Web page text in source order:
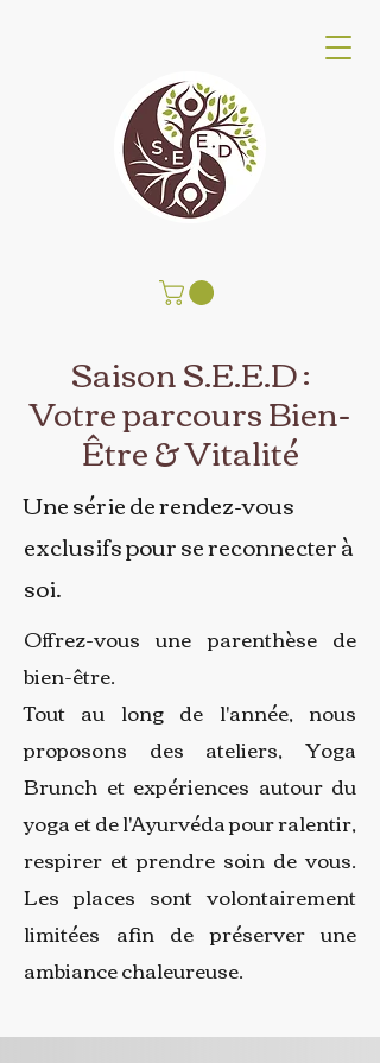
Saison S.E.E.D :
Votre parcours Bien-
Être & Vitalité
Une série de rendez-vous
exclusifs pour se reconnecter à
soi.
Offrez-vous une parenthèse de
bien-être.
Tout au long de l'année, nous
proposons des ateliers, Yoga
Brunch et expériences autour du
yoga et de l'Ayurvéda pour ralentir,
respirer et prendre soin de vous.
Les places sont volontairement
limitées afin de préserver une
ambiance chaleureuse.